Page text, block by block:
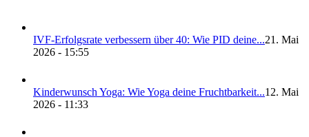
IVF-Erfolgs­ra­te ver­bes­sern über 40: Wie PID dei­ne...21. Mai
2026 - 15:55
Kin­der­wunsch Yoga: Wie Yoga dei­ne Frucht­bar­keit...12. Mai
2026 - 11:33